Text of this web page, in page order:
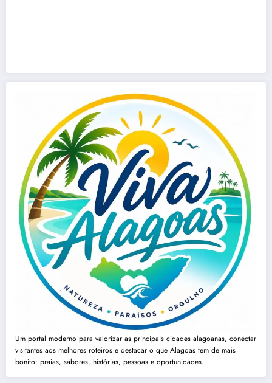
Um portal moderno para valorizar as principais cidades alagoanas, conectar
visitantes aos melhores roteiros e destacar o que Alagoas tem de mais
bonito: praias, sabores, histórias, pessoas e oportunidades.